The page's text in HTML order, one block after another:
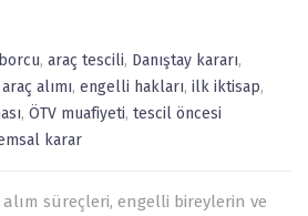
, araç tescili, Danıştay kararı,
alımı, engelli hakları, ilk iktisap,
, ÖTV muafiyeti, tescil öncesi
karar
süreçleri, engelli bireylerin ve